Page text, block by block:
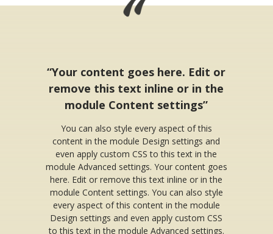
“Your content goes here. Edit or
remove this text inline or in the
module Content settings”
You can also style every aspect of this
content in the module Design settings and
even apply custom CSS to this text in the
module Advanced settings. Your content goes
here. Edit or remove this text inline or in the
module Content settings. You can also style
every aspect of this content in the module
Design settings and even apply custom CSS
to this text in the module Advanced settings.